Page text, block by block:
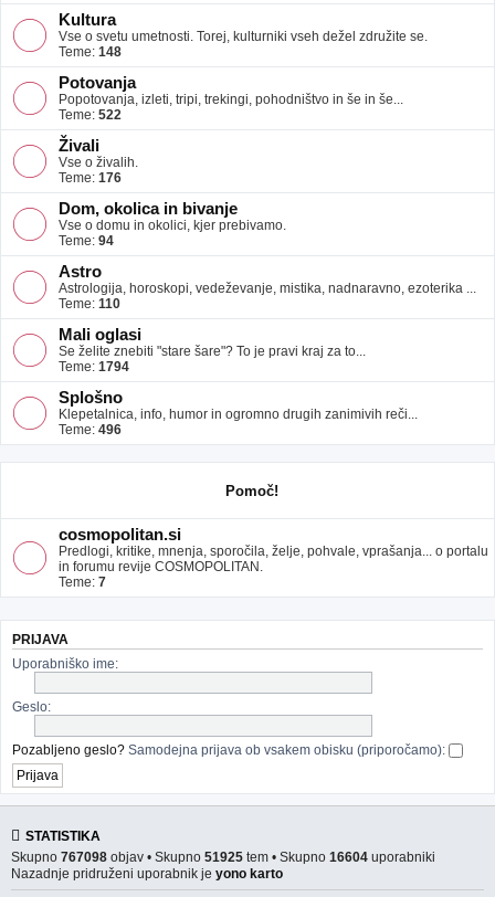
Kultura
Vse o svetu umetnosti. Torej, kulturniki vseh dežel združite se.
Teme: 148
Potovanja
Popotovanja, izleti, tripi, trekingi, pohodništvo in še in še...
Teme: 522
Živali
Vse o živalih.
Teme: 176
Dom, okolica in bivanje
Vse o domu in okolici, kjer prebivamo.
Teme: 94
Astro
Astrologija, horoskopi, vedeževanje, mistika, nadnaravno, ezoterika ...
Teme: 110
Mali oglasi
Se želite znebiti "stare šare"? To je pravi kraj za to...
Teme: 1794
Splošno
Klepetalnica, info, humor in ogromno drugih zanimivih reči...
Teme: 496
Pomoč!
cosmopolitan.si
Predlogi, kritike, mnenja, sporočila, želje, pohvale, vprašanja... o portalu
in forumu revije COSMOPOLITAN.
Teme: 7
PRIJAVA
Uporabniško ime:
Geslo:
Pozabljeno geslo? Samodejna prijava ob vsakem obisku (priporočamo):
STATISTIKA
Skupno 767098 objav • Skupno 51925 tem • Skupno 16604 uporabniki
Nazadnje pridruženi uporabnik je yono karto